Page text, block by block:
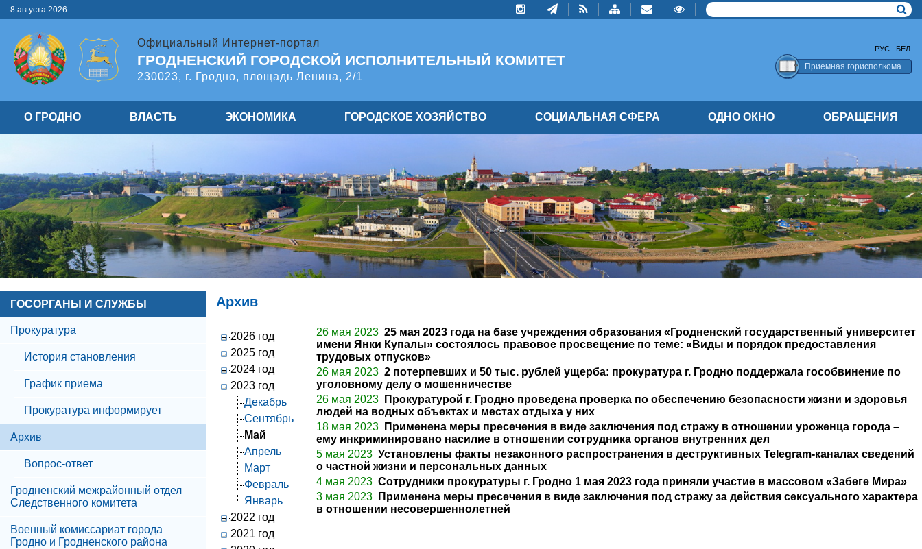
8 августа 2026
Официальный Интернет-портал
ГРОДНЕНСКИЙ ГОРОДСКОЙ ИСПОЛНИТЕЛЬНЫЙ КОМИТЕТ
230023, г. Гродно, площадь Ленина, 2/1
РУС БЕЛ
Приемная горисполкома
О ГРОДНО ВЛАСТЬ ЭКОНОМИКА ГОРОДСКОЕ ХОЗЯЙСТВО СОЦИАЛЬНАЯ СФЕРА ОДНО ОКНО ОБРАЩЕНИЯ
ГОСОРГАНЫ И СЛУЖБЫ
Прокуратура
История становления
График приема
Прокуратура информирует
Архив
Вопрос-ответ
Гродненский межрайонный отдел
Следственного комитета
Военный комиссариат города
Гродно и Гродненского района
Архив
2026 год
2025 год
2024 год
2023 год
Декабрь
Сентябрь
Май
Апрель
Март
Февраль
Январь
2022 год
2021 год
26 мая 2023 25 мая 2023 года на базе учреждения образования «Гродненский государственный университет
имени Янки Купалы» состоялось правовое просвещение по теме: «Виды и порядок предоставления
трудовых отпусков»
26 мая 2023 2 потерпевших и 50 тыс. рублей ущерба: прокуратура г. Гродно поддержала гособвинение по
уголовному делу о мошенничестве
26 мая 2023
Прокуратурой г. Гродно проведена проверка по обеспечению безопасности жизни и здоровья
людей на водных объектах и местах отдыха у них
18 мая 2023
Применена меры пресечения в виде заключения под стражу в отношении уроженца города –
ему инкриминировано насилие в отношении сотрудника органов внутренних дел
5 мая 2023 Установлены факты незаконного распространения в деструктивных Telegram-каналах сведений
о частной жизни и персональных данных
4 мая 2023 Сотрудники прокуратуры г. Гродно 1 мая 2023 года приняли участие в массовом «Забеге Мира»
3 мая 2023
Применена меры пресечения в виде заключения под стражу за действия сексуального характера
в отношении несовершеннолетней